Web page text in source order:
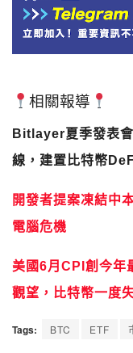
相關報導
Bitlayer夏季發表
線，建置比特幣
開發者提案凍結中
電腦危機
美國6月CPI創今年
觀望，比特幣一度
Tags: BTC ETF